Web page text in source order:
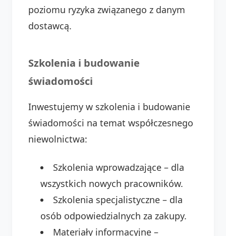
poziomu ryzyka związanego z danym
dostawcą.
Szkolenia i budowanie
świadomości
Inwestujemy w szkolenia i budowanie
świadomości na temat współczesnego
niewolnictwa:
Szkolenia wprowadzające – dla
wszystkich nowych pracowników.
Szkolenia specjalistyczne – dla
osób odpowiedzialnych za zakupy.
Materiały informacyjne –